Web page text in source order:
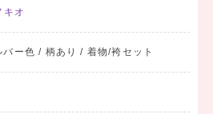
キオ
バー色 / 柄あり / 着物/袴セット